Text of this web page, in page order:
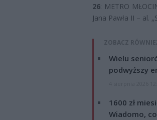
26: METRO
Jana Pawła II – al.
ZOBACZ
Wielu
podwyższy
1600 zł
Wiadomo,